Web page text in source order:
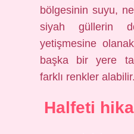
bölgesinin suyu,
siyah güllerin
yetişmesine
başka bir yere
farklı renkler alabilir.
Halfeti